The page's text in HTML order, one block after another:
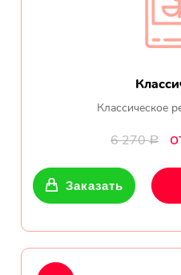
Классическое
6 270Р
Заказать